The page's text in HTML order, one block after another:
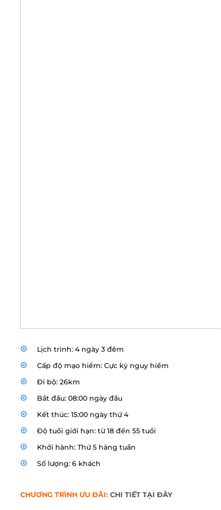
Lịch trình: 4 ngày 3 đêm
Cấp độ mạo hiểm: Cực kỳ nguy hiểm
Đi bộ: 26km
Bắt đầu: 08:00 ngày đầu
Kết thúc: 15:00 ngày thứ 4
Độ tuổi giới hạn: từ 18 đến 55 tuổi
Khởi hành: Thứ 5 hàng tuần
Số lượng: 6 khách
CHƯƠNG TRÌNH ƯU ĐÃI: CHI TIẾT TẠI ĐÂY